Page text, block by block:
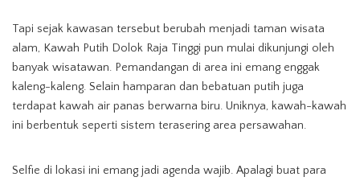
Tapi sejak kawasan tersebut berubah menjadi taman wisata
alam, Kawah Putih Dolok Raja Tinggi pun mulai dikunjungi oleh
banyak wisatawan. Pemandangan di area ini emang enggak
kaleng-kaleng. Selain hamparan dan bebatuan putih juga
terdapat kawah air panas berwarna biru. Uniknya, kawah-kawah
ini berbentuk seperti sistem terasering area persawahan.
Selfie di lokasi ini emang jadi agenda wajib. Apalagi buat para